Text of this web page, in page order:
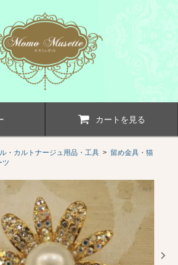
カートを見る
・カルトナージュ用品・工具 > 留め金具・猫
ツ